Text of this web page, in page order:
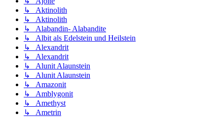
↳ Aktinolith
↳ Aktinolith
↳ Alabandin- Alabandite
↳ Albit als Edelstein und Heilstein
↳ Alexandrit
↳ Alexandrit
↳ Alunit Alaunstein
↳ Alunit Alaunstein
↳ Amazonit
↳ Amblygonit
↳ Amethyst
↳ Ametrin